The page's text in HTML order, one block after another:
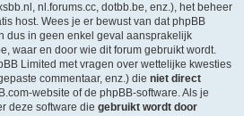
nl.forums.cc, dotbb.be, enz.), het beheer
host. Wees je er bewust van dat phpBB
dus in geen enkel geval aansprakelijk
waar en door wie dit forum gebruikt wordt.
Limited met vragen over wettelijke kwesties
commentaar, enz.) die niet direct
website of de phpBB-software. Als je
deze software die gebruikt wordt door